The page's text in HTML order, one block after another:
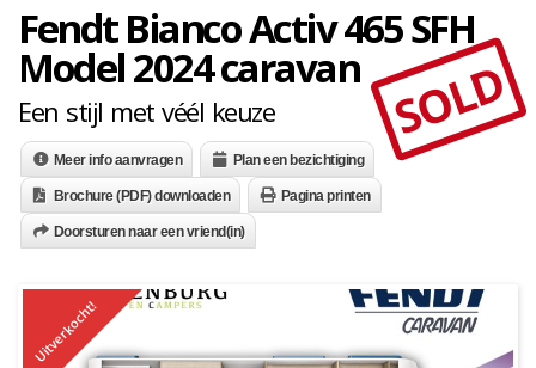
Fendt Bianco Activ 465 SFH
Model 2024 caravan
Een stijl met véél keuze SOLD
Meer info aanvragen Plan een bezichtiging
Brochure (PDF) downloaden Pagina printen
Doorsturen naar een vriend(in)
Uitverkocht!